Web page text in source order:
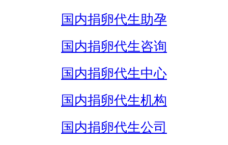
国内捐卵代生助孕
国内捐卵代生咨询
国内捐卵代生中心
国内捐卵代生机构
国内捐卵代生公司